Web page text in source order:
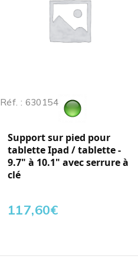
Réf. : 630154
Support sur pied pour
tablette Ipad / tablette -
9.7" à 10.1" avec serrure à
clé
117,60€